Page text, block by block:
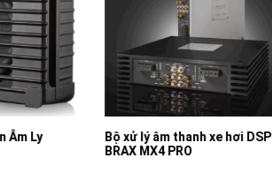
Âm Ly
Bộ xử lý âm thanh xe hơi DSP
BRAX MX4 PRO